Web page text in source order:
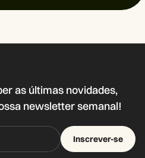
as últimas novidades,
newsletter semanal!
Inscrever-se